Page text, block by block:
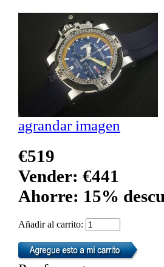
agrandar imagen
€519
Vender: €441
Ahorre: 15%
Añadir al carrito: